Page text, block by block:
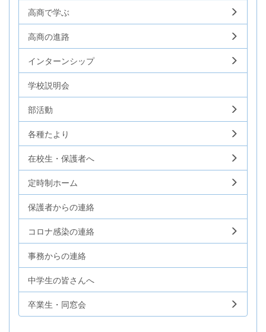
高商で学ぶ
高商の進路
インターンシップ
学校説明会
部活動
各種たより
在校生・保護者へ
定時制ホーム
保護者からの連絡
コロナ感染の連絡
事務からの連絡
中学生の皆さんへ
卒業生・同窓会